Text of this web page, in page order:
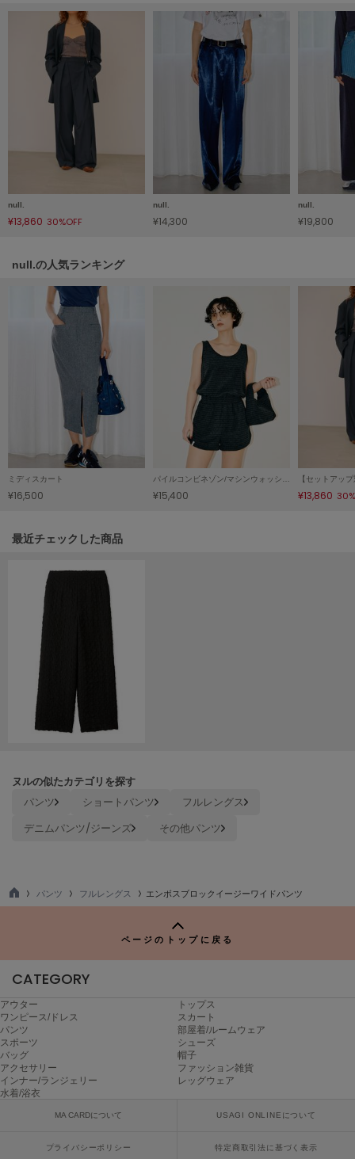
Henon.
HUNTER
HOKA ONEONE
ホカ オネオネ
KEEN
キーン
le coq sportif
ルコックスポルティフ
レスポートサック
LILY BROWN
リリーブラウン
リトルユニオン トウキョウ
made of Organics
メイドオブオーガニクス
MICHU COQUETTE
ミチュ コケット
MIESROHE
ミースロエ
ミーエスミーム
ミラオーウェン
NEW Balance
ニューバランス
nezu
ネズ
NIKE
ナイキ
null.
¥13,860 30%OFF
null.
¥14,300
null.
¥19,800
null.の人気ランキング
ミディスカート
¥16,500
パイルコンビネゾン/マシンウォッシャブル
¥15,400 ¥13,860
関連記事
最近チェックした商品
ヌルの似たカテゴリを探す
パンツ ショートパンツ
フルレングス
デニムパンツ/ジーンズ
その他パンツ
TO
パンツ フルレングス エンボスブロックイージーワイドパンツ
ページのトップに戻る
CATEGORY
アウター
トップス
ワンピース/ドレス
スカート
パンツ
部屋着/ルームウェア
スポーツ
シューズ
バッグ
帽子
アクセサリー
ファッション雑貨
インナー/ランジェリー
レッグウェア
水着/浴衣
MA CARDについて USAGI ONLINEについて
プライバシーポリシー 特定商取引法に基づく表示